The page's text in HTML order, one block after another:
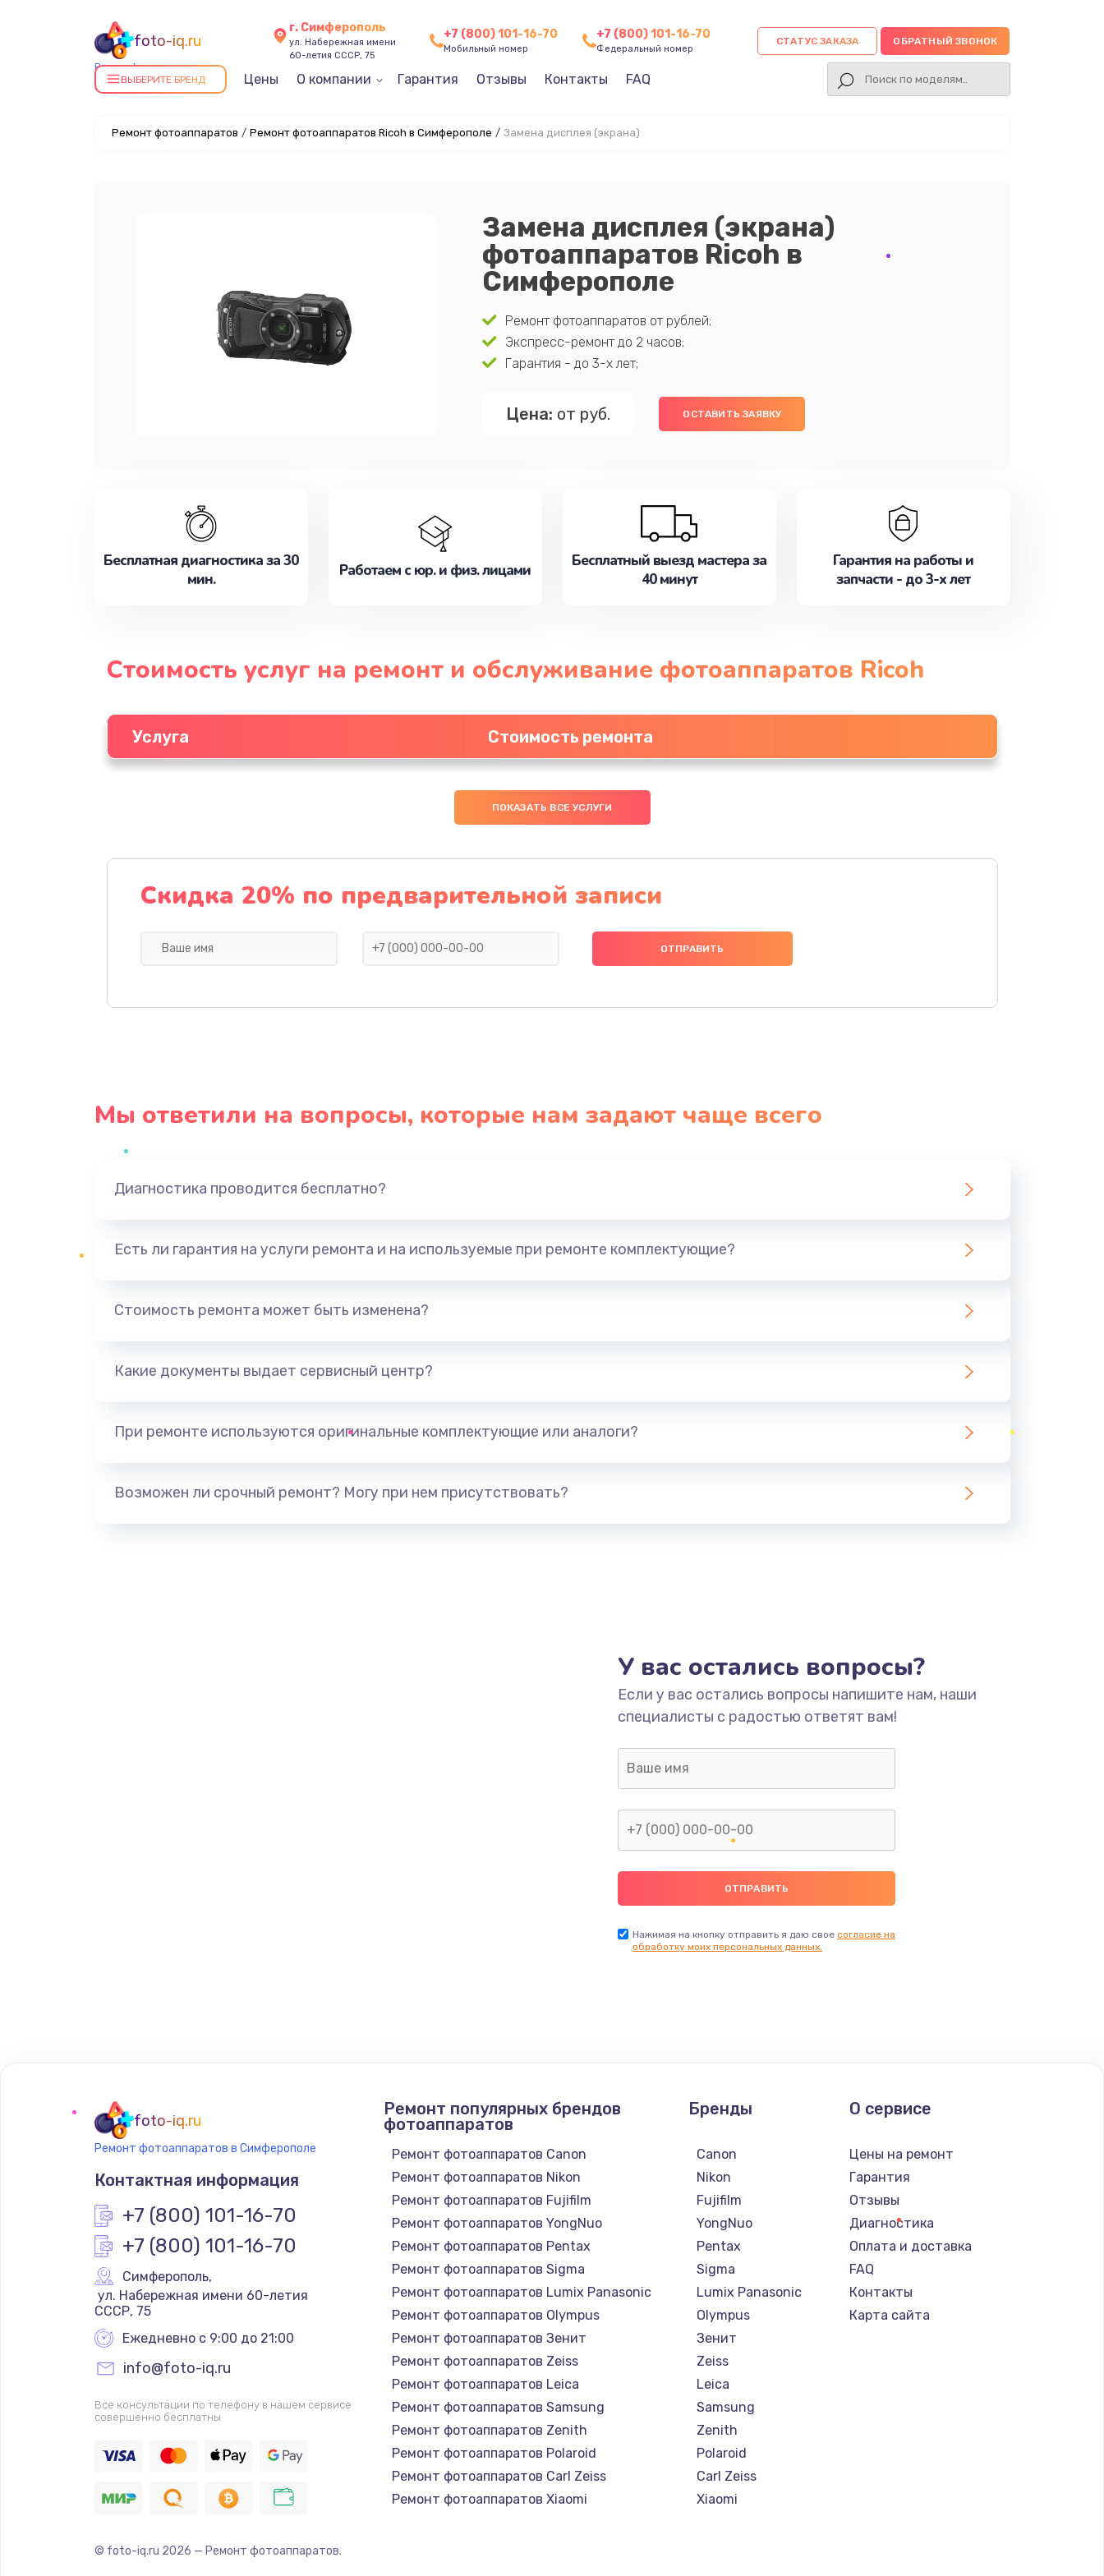
foto-iq.ru
Ремонт фотоаппаратов в
Симферополе
г. Симферополь
ул. Набережная имени
60-летия СССР, 75
+7 (800) 101-16-70
Мобильный номер
+7 (800) 101-16-70
Федеральный номер
СТАТУС ЗАКАЗА ОБРАТНЫЙ ЗВОНОК
ВЫБЕРИТЕ БРЕНД Цены О компании Гарантия Отзывы Контакты FAQ
Ремонт фотоаппаратов / Ремонт фотоаппаратов Ricoh в Симферополе / Замена дисплея (экрана)
Замена дисплея (экрана)
фотоаппаратов Ricoh в
Симферополе
Ремонт фотоаппаратов от рублей;
Экспресс-ремонт до 2 часов;
Гарантия - до 3-х лет;
Цена: от руб. ОСТАВИТЬ ЗАЯВКУ
Бесплатная диагностика за 30
мин.
Работаем с юр. и физ. лицами
Бесплатный выезд мастера за
40 минут
Гарантия на работы и
запчасти - до 3-х лет
Стоимость услуг на ремонт и обслуживание фотоаппаратов Ricoh
Услуга Стоимость ремонта
ПОКАЗАТЬ ВСЕ УСЛУГИ
Скидка 20% по предварительной записи
Мы ответили на вопросы, которые нам задают чаще всего
Диагностика проводится бесплатно?
Есть ли гарантия на услуги ремонта и на используемые при ремонте комплектующие?
Стоимость ремонта может быть изменена?
Какие документы выдает сервисный центр?
При ремонте используются оригинальные комплектующие или аналоги?
Возможен ли срочный ремонт? Могу при нем присутствовать?
У вас остались вопросы?
Если у вас остались вопросы напишите нам, наши
специалисты с радостью ответят вам!
Нажимая на кнопку отправить я даю свое согласие на
обработку моих персональных данных.
foto-iq.ru
Ремонт фотоаппаратов в Симферополе
Контактная информация
+7 (800) 101-16-70
+7 (800) 101-16-70
Симферополь,
СССР, 75
Ежедневно с 9:00 до 21:00
info@foto-iq.ru
Все консультации по телефону в нашем сервисе
совершенно бесплатны
Ремонт популярных брендов
фотоаппаратов
Ремонт фотоаппаратов Canon
Ремонт фотоаппаратов Nikon
Ремонт фотоаппаратов Fujifilm
Ремонт фотоаппаратов YongNuo
Ремонт фотоаппаратов Pentax
Ремонт фотоаппаратов Sigma
Ремонт фотоаппаратов Lumix Panasonic
Ремонт фотоаппаратов Olympus
Ремонт фотоаппаратов Зенит
Ремонт фотоаппаратов Zeiss
Ремонт фотоаппаратов Leica
Ремонт фотоаппаратов Samsung
Ремонт фотоаппаратов Zenith
Ремонт фотоаппаратов Polaroid
Ремонт фотоаппаратов Carl Zeiss
Ремонт фотоаппаратов Xiaomi
Бренды
Canon
Nikon
Fujifilm
YongNuo
Pentax
Sigma
Lumix Panasonic
Olympus
Зенит
Zeiss
Leica
Samsung
Zenith
Polaroid
Carl Zeiss
Xiaomi
О сервисе
Цены на ремонт
Гарантия
Отзывы
Диагностика
Оплата и доставка
FAQ
Контакты
Карта сайта
© foto-iq.ru 2026 — Ремонт фотоаппаратов.